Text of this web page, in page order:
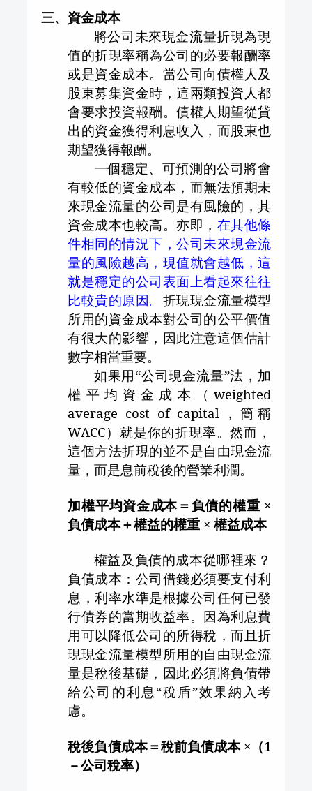
三、資金成本
將公司未來現金流量折現為現
值的折現率稱為公司的必要報酬率
或是資金成本。當公司向債權人及
股東募集資金時，這兩類投資人都
會要求投資報酬。債權人期望從貸
出的資金獲得利息收入，而股東也
期望獲得報酬。
一個穩定、可預測的公司將會
有較低的資金成本，而無法預期未
來現金流量的公司是有風險的，其
資金成本也較高。亦即， 在其他條
件相同的情況下，公司未來現金流
量的風險越高，現值就會越低，這
就是穩定的公司表面上看起來往往
比較貴的原因。 折現現金流量模型
所用的資金成本對公司的公平價值
有很大的影響，因此注意這個估計
數字相當重要。
如果用“公司現金流量”法，加
權平均資金成本（ weighted
average cost of capital ，簡稱
WACC）就是你的折現率。然而，
這個方法折現的並不是自由現金流
量，而是息前稅後的營業利潤。
加權平均資金成本＝負債的權重 ×
負債成本＋權益的權重 × 權益成本
權益及負債的成本從哪裡來？
負債成本：公司借錢必須要支付利
息，利率水準是根據公司任何已發
行債券的當期收益率。因為利息費
用可以降低公司的所得稅，而且折
現現金流量模型所用的自由現金流
量是稅後基礎，因此必須將負債帶
給公司的利息“稅盾”效果納入考
慮。
稅後負債成本＝稅前負債成本 ×（1
－公司稅率）